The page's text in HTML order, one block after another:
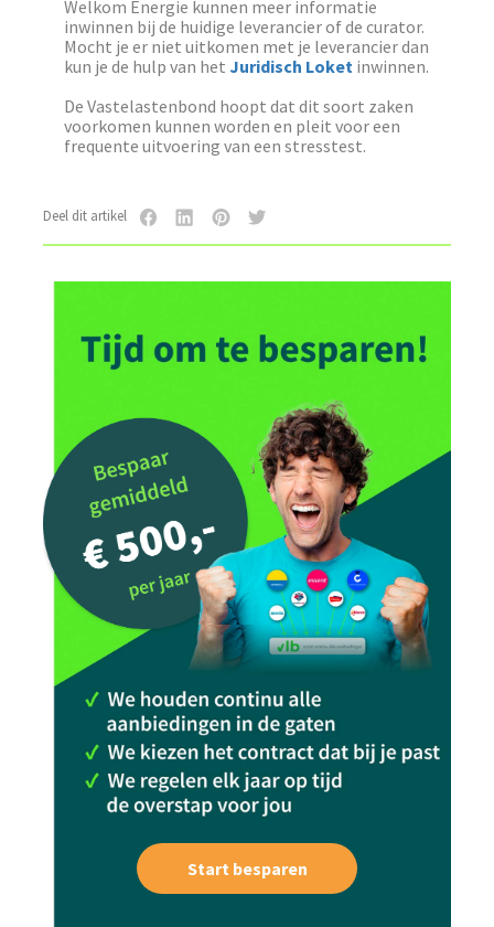
Welkom Energie kunnen meer informatie
inwinnen bij de huidige leverancier of de curator.
Mocht je er niet uitkomen met je leverancier dan
kun je de hulp van het Juridisch Loketinwinnen.
De Vastelastenbond hoopt dat dit soort zaken
voorkomen kunnen worden en pleit voor een
frequente uitvoering van een stresstest.
Deel dit artikel
Start besparen